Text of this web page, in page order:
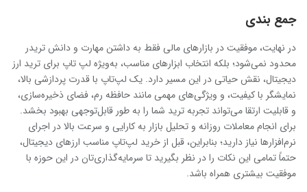
جمع بندی
در نهایت، موفقیت در بازارهای مالی فقط به داشتن مهارت و دانش تریدر
محدود نمی‌شود؛ بلکه انتخاب ابزارهای مناسب، به‌ویژه لپ تاپ برای ترید ارز
دیجیتال، نقش حیاتی در این مسیر دارد. یک لپ‌تاپ با قدرت پردازشی بالا،
نمایشگر با کیفیت، و ویژگی‌های مهمی مانند حافظه رم، فضای ذخیره‌سازی،
و قابلیت ارتقا می‌تواند تجربه ترید شما را به طور قابل‌توجهی بهبود بخشد.
برای انجام معاملات روزانه و تحلیل بازار به کارایی و سرعت بالا در اجرای
نرم‌افزارها نیاز دارید؛ بنابراین، قبل از خرید لپ‌تاپ مناسب ارزهای دیجیتال،
حتماً تمامی این نکات را در نظر بگیرید تا سرمایه‌گذاری‌تان در این حوزه با
موفقیت بیشتری همراه باشد.